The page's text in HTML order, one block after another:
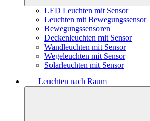
LED Leuchten mit Sensor
Leuchten mit Bewegungssensor
Bewegungssensoren
Deckenleuchten mit Sensor
Wandleuchten mit Sensor
Wegeleuchten mit Sensor
Solarleuchten mit Sensor
Leuchten nach Raum